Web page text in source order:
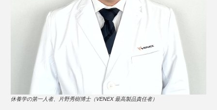
＜ハーブ＆精油＞
11種の植物エキスと10種の精油を独自のブレンドで配
合。最初に感じるのは、スーッと爽やかなハーブの香
り、奥に高級スパのようなアロマが広がり、刺激はマイ
ルド。合成香料は使っていません。
写真は、VENEXスタンダードドライ＋の半袖トップスとハーフパンツ
スポーツをした後や、デスク仕事で首・肩・腰がつらく
なった時に塗ってマッサージすると、スポットリカバリ
ーに。カラダがふっと軽くなるのを感じられると思いま
休養学の第一人者、片野秀樹博士（VENEX 最高製品責任者）